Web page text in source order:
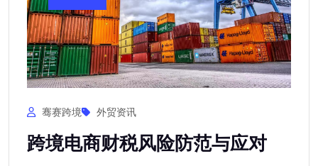
骞赛跨境 外贸资讯
跨境电商财税风险防范与应对